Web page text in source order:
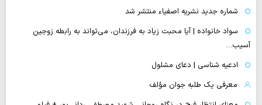
شماره جدید نشریه اصفیاء منتشر شد
سواد خانواده | آیا محبت زیاد به فرزندان، می‌تواند به رابطه زوجین
آسیب…
ادعیه شناسی | دعای مشلول
معرفی یک طلبه جوان مؤلف